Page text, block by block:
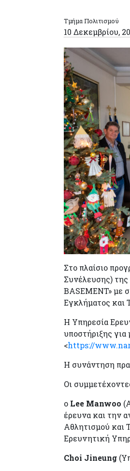
Τμήμα Πολιτισμού
10 Δεκεμβρίου,
Στο πλαίσιο
Συνέλευσης) της
BASEMENT» με
Εγκλήματος και
Η Υπηρεσία
υποστήριξης
<https://
Η συνάντηση
Οι
ο Lee Manwoo
έρευνα και την
Αθλητισμού και
Ερευνητική
Choi Jineung